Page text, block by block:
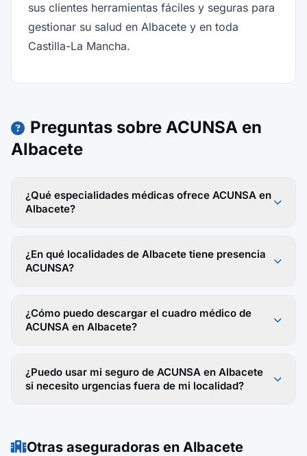
sus clientes herramientas fáciles y seguras para
gestionar su salud en Albacete y en toda
Castilla-La Mancha.
Preguntas sobre ACUNSA en
Albacete
¿Qué especialidades médicas ofrece ACUNSA en
Albacete?
¿En qué localidades de Albacete tiene presencia
ACUNSA?
¿Cómo puedo descargar el cuadro médico de
ACUNSA en Albacete?
¿Puedo usar mi seguro de ACUNSA en Albacete
si necesito urgencias fuera de mi localidad?
Otras aseguradoras en Albacete